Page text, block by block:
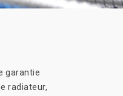
garantie
radiateur,